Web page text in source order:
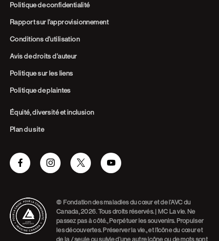
Politique de confidentialité
Rapport sur l’approvisionnement
Conditions d’utilisation
Avis de droits d’auteur
Politique sur les liens
Politique de plaintes
Équité, diversité et inclusion
Plan du site
FacebookInstagramTwitter Youtube
© Fondation des maladies du cœur et de l’AVC du
Canada, 2026. Tous droits réservés. | MC La vie. Ne
passez pas à côté., Perpétuer les souvenirs. Propulser
les découvertes. Préserver la vie., et l’icône du cœur et
de la / seule ou suivie d’une autre icône ou de mots sont